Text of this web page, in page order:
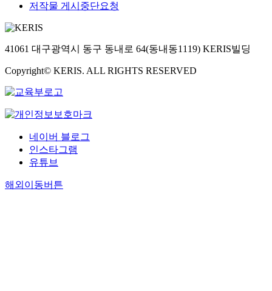
저작물 게시중단요청
41061 대구광역시 동구 동내로 64(동내동1119) KERIS빌딩
Copyright© KERIS. ALL RIGHTS RESERVED
네이버 블로그
인스타그램
유튜브
해외이동버튼